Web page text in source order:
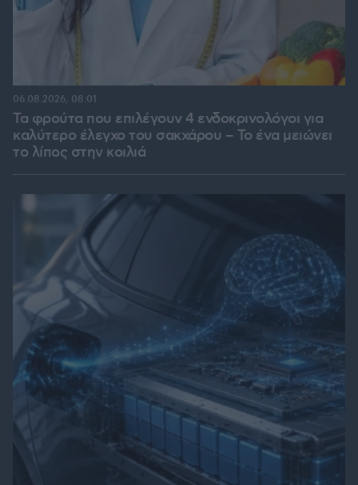
Τα φρούτα που επιλέγουν 4 ενδοκρινολόγοι για
καλύτερο έλεγχο του σακχάρου – Το ένα μειώνει
το λίπος στην κοιλιά
06.08.2026, 08:01